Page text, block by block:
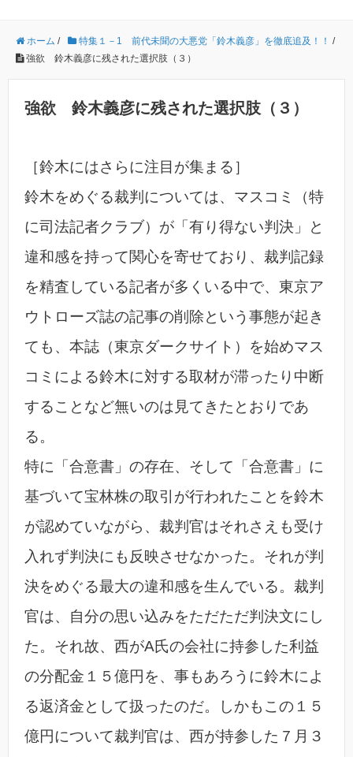
ホーム / 特集１－1 前代未聞の大悪党「鈴木義彦」を徹底追及！！ /
強欲 鈴木義彦に残された選択肢（３）
強欲 鈴木義彦に残された選択肢（３）
［鈴木にはさらに注目が集まる］
鈴木をめぐる裁判については、マスコミ（特
に司法記者クラブ）が「有り得ない判決」と
違和感を持って関心を寄せており、裁判記録
を精査している記者が多くいる中で、東京ア
ウトローズ誌の記事の削除という事態が起き
ても、本誌（東京ダークサイト）を始めマス
コミによる鈴木に対する取材が滞ったり中断
することなど無いのは見てきたとおりであ
る。
特に「合意書」の存在、そして「合意書」に
基づいて宝林株の取引が行われたことを鈴木
が認めていながら、裁判官はそれさえも受け
入れず判決にも反映させなかった。それが判
決をめぐる最大の違和感を生んでいる。裁判
官は、自分の思い込みをただただ判決文にし
た。それ故、西がA氏の会社に持参した利益
の分配金１５億円を、事もあろうに鈴木によ
る返済金として扱ったのだ。しかもこの１５
億円について裁判官は、西が持参した７月３